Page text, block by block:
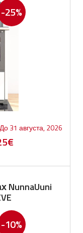
-25%
До 31 августа, 2026
€Текущая
NunnaUuni
-10%